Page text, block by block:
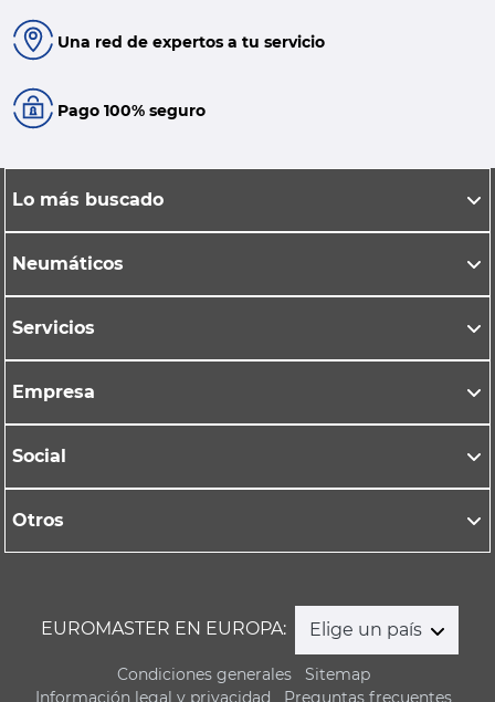
Una red de expertos a tu servicio
Pago 100% seguro
Lo más buscado
Neumáticos
Servicios
Empresa
Social
Otros
EUROMASTER EN EUROPA: Elige un país
Condiciones generales
Sitemap
Información legal y privacidad
Preguntas frecuentes